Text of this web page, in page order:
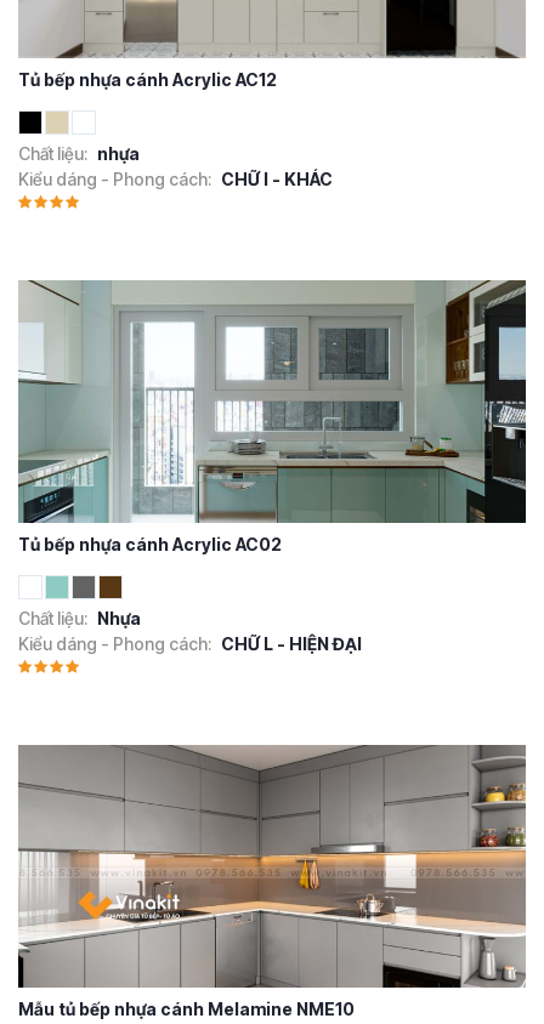
Tủ bếp nhựa cánh Acrylic AC12
Chất liệu: nhựa
Kiểu dáng - Phong cách: CHỮ I - KHÁC
Tủ bếp nhựa cánh Acrylic AC02
Chất liệu: Nhựa
Kiểu dáng - Phong cách: CHỮ L - HIỆN ĐẠI
Mẫu tủ bếp nhựa cánh Melamine NME10